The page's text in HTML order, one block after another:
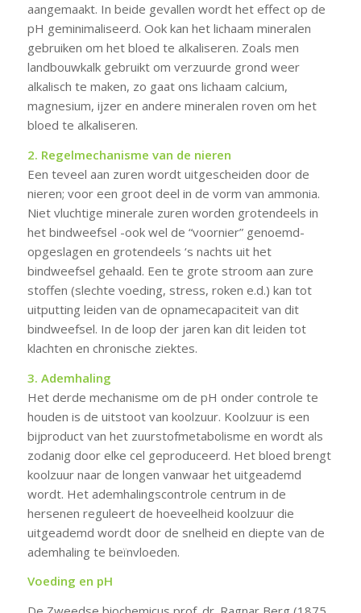
aangemaakt. In beide gevallen wordt het effect op de
pH geminimaliseerd. Ook kan het lichaam mineralen
gebruiken om het bloed te alkaliseren. Zoals men
landbouwkalk gebruikt om verzuurde grond weer
alkalisch te maken, zo gaat ons lichaam calcium,
magnesium, ijzer en andere mineralen roven om het
bloed te alkaliseren.
2. Regelmechanisme van de nieren
Een teveel aan zuren wordt uitgescheiden door de
nieren; voor een groot deel in de vorm van ammonia.
Niet vluchtige minerale zuren worden grotendeels in
het bindweefsel -ook wel de “voornier” genoemd-
opgeslagen en grotendeels ‘s nachts uit het
bindweefsel gehaald. Een te grote stroom aan zure
stoffen (slechte voeding, stress, roken e.d.) kan tot
uitputting leiden van de opnamecapaciteit van dit
bindweefsel. In de loop der jaren kan dit leiden tot
klachten en chronische ziektes.
3. Ademhaling
Het derde mechanisme om de pH onder controle te
houden is de uitstoot van koolzuur. Koolzuur is een
bijproduct van het zuurstofmetabolisme en wordt als
zodanig door elke cel geproduceerd. Het bloed brengt
koolzuur naar de longen vanwaar het uitgeademd
wordt. Het ademhalingscontrole centrum in de
hersenen reguleert de hoeveelheid koolzuur die
uitgeademd wordt door de snelheid en diepte van de
ademhaling te beïnvloeden.
Voeding en pH